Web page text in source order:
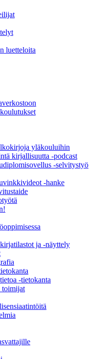
luetteloita
yläkouluihin
kirjallisuutta -podcast
-selvitystyö
-hanke
ja -näyttely
-tietokanta
toimijat